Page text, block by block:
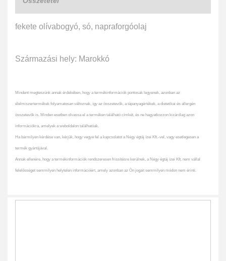
fekete olívabogyó, só, napraforgóolaj
Származási hely: Marokkó
Mindent megteszünk annak érdekében, hogy a termékinformációk pontosak legyenek, azonban az
élelmiszertermékek folyamatosan változnak, így az összetevők, a tápanyagértékek, a dietetikai és allergén
összetevők is. Minden esetben olvassa el a terméken található címkét, és ne hagyatkozzon kizárólag azon
információkra, amelyek a weboldalon találhatóak.
Ha bármilyen kérdése van, kérjük, hogy vegye fel a kapcsolatot a Négy égtáj ízei Kft.-vel, vagy esetlegesen a
termék gyártójával.
Annak ellenére, hogy a termékinformációk rendszeresen frissítésre kerülnek, a Négy égtáj ízei Kft. nem vállal
felelősséget semmilyen helytelen információért, amely azonban az Ön jogait semmilyen módon nem érinti.